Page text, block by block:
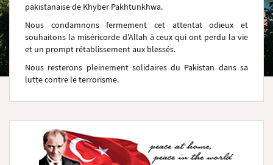
pakistanaise de Khyber Pakhtunkhwa.
Nous condamnons fermement cet attentat odieux et
souhaitons la miséricorde d'Allah à ceux qui ont perdu la vie
et un prompt rétablissement aux blessés.
Nous resterons pleinement solidaires du Pakistan dans sa
lutte contre le terrorisme.